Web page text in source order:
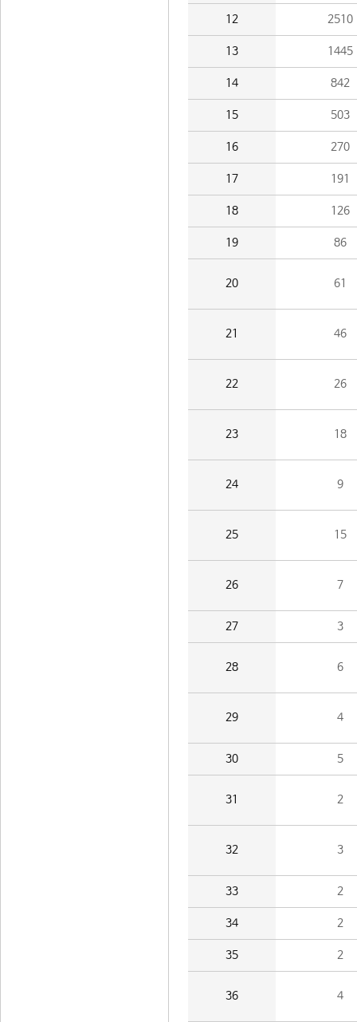
12 2510
13 1445
14 842
15 503
16 270
17 191
18 126
19 86
20 61
21 46
22 26
23 18
24 9
25 15
26 7
27 3
28 6
29 4
30 5
31 2
32 3
33 2
34 2
35 2
36 4